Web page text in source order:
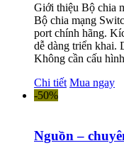
Giới thiệu Bộ chia
Bộ chia mạng
port chính hãng.
dễ dàng triển khai.
Không cần cấu
Chi tiết Mua ngay
-50%
Nguồn –